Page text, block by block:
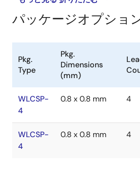
パッケージオプショ
Pkg.
Type
Pkg.
Dimensions
(mm)
WLCSP-
4
0.8 x 0.8 mm 4
WLCSP-
4
0.8 x 0.8 mm 4